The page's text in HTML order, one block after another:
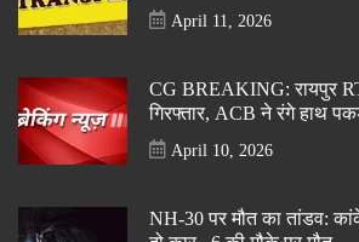
April 11, 2026
CG BREAKING: रायपुर
गिरफ्तार, ACB ने रंगे हाथ
April 10, 2026
NH-30 पर मौत का तांडव: